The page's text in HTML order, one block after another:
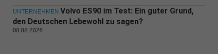
UNTERNEHMEN Volvo ES90 im Test: Ein guter Grund,
den Deutschen Lebewohl zu sagen?
08.08.2026